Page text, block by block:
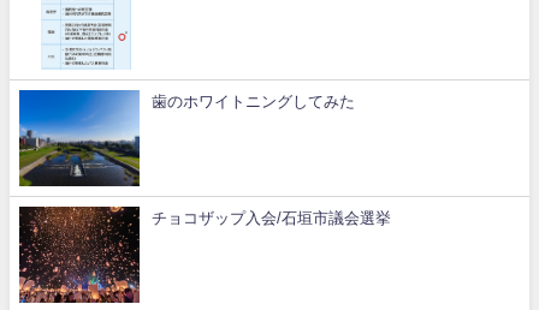
歯のホワイトニングしてみた
チョコザップ入会/石垣市議会選挙